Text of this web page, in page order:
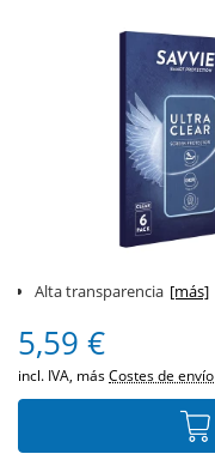
Alta transparencia [más]
5,59 €
incl. IVA, másCostes de envío